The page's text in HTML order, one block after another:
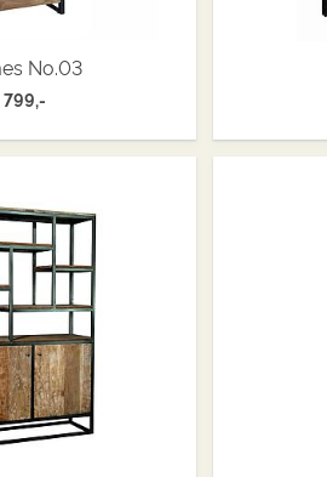
No.03
799,-